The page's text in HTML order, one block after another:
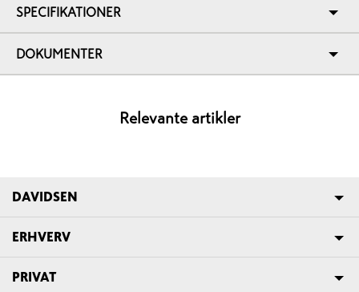
SPECIFIKATIONER
DOKUMENTER
Relevante artikler
DAVIDSEN
ERHVERV
PRIVAT